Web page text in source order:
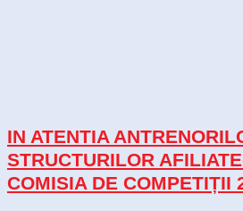
IN ATENTIA
STRUCTURILOR
COMISIA DE COMPETIȚII